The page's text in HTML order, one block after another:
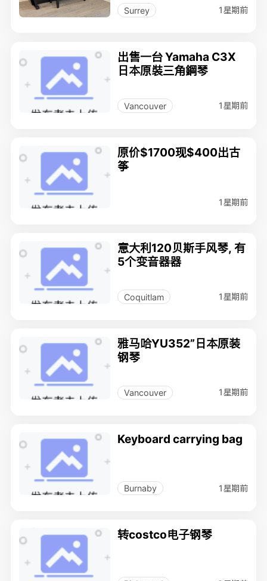
Surrey 1星期前
出售一台 Yamaha C3X
日本原裝三角鋼琴
Vancouver 1星期前
原价$1700现$400出古
筝
1星期前
意大利120贝斯手风琴, 有
5个变音器器
Coquitlam 1星期前
雅马哈YU352”日本原装
钢琴
Vancouver 1星期前
Keyboard carrying bag
Burnaby 1星期前
转costco电子钢琴